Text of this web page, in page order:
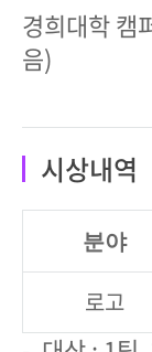
경희대학 캠
음)
시상내역
분야
로고